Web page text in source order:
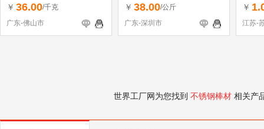
￥ 36.00/千克
广东-佛山市
￥ 38.00/公斤
广东-深圳市
￥
江苏-
世界工厂网为您找到 不锈钢棒材 相关产